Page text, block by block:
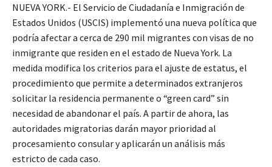
NUEVA YORK.- El Servicio de Ciudadanía e Inmigración de
Estados Unidos (USCIS) implementó una nueva política que
podría afectar a cerca de 290 mil migrantes con visas de no
inmigrante que residen en el estado de Nueva York. La
medida modifica los criterios para el ajuste de estatus, el
procedimiento que permite a determinados extranjeros
solicitar la residencia permanente o “green card” sin
necesidad de abandonar el país. A partir de ahora, las
autoridades migratorias darán mayor prioridad al
procesamiento consular y aplicarán un análisis más
estricto de cada caso.